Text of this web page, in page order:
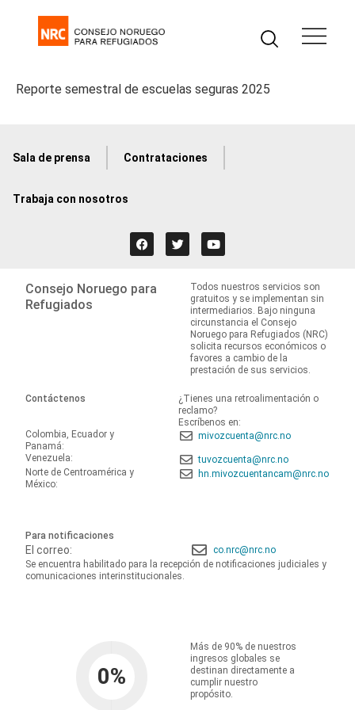
Reporte semestral de escuelas seguras 2025
Sala de prensa Contrataciones
Trabaja con nosotros
Consejo Noruego para
Refugiados
Todos nuestros servicios son
gratuitos y se implementan sin
intermediarios. Bajo ninguna
circunstancia el Consejo
Noruego para Refugiados (NRC)
solicita recursos económicos o
favores a cambio de la
prestación de sus servicios.
Contáctenos
¿Tienes una retroalimentación o
reclamo?
Escríbenos en:
Colombia, Ecuador y
Panamá:
mivozcuenta@nrc.no
Venezuela:
tuvozcuenta@nrc.no
Norte de Centroamérica y
México:
hn.mivozcuentancam@nrc.no
Para notificaciones
El correo:
co.nrc@nrc.no
Se encuentra habilitado para la recepción de notificaciones judiciales y
comunicaciones interinstitucionales.
0%
Más de 90% de nuestros
ingresos globales se
destinan directamente a
cumplir nuestro
propósito.